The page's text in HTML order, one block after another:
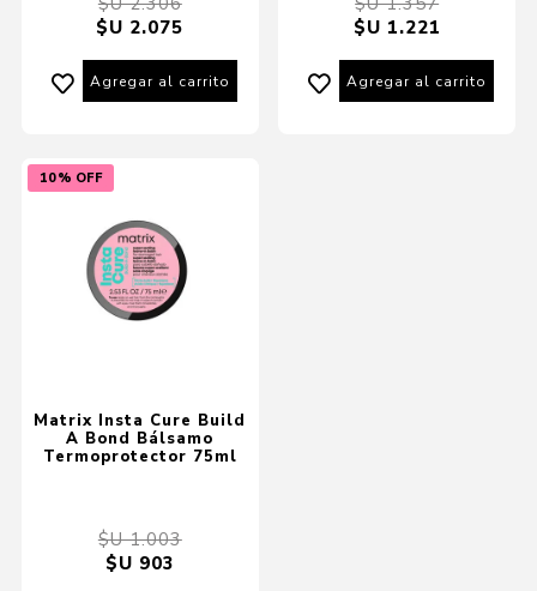
$U 2.075
Agregar al carrito
$U 1.221
Agregar al carrito
10% OFF
Matrix Insta Cure Build
A Bond Bálsamo
Termoprotector 75ml
$U 1.003
$U 903